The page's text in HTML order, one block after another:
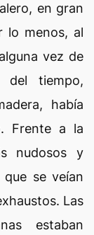
en gran
lo menos, al
vez de
del tiempo,
había
Frente a la
nudosos y
se veían
Las
estaban